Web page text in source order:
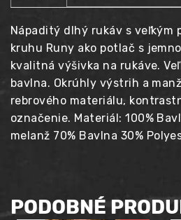
Nápaditý dlhý rukáv s veľkým
kruhu Runy ako potlač s
kvalitná výšivka na rukáve.
bavlna. Okrúhly výstrih a
rebrového materiálu,
označenie. Materiál: 100%
melanž 70% Bavlna 30%
PODOBNÉ